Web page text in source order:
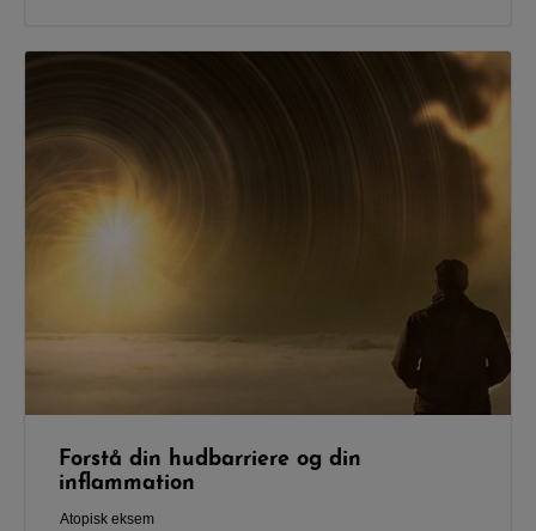
Forstå din hudbarriere og din
inflammation
Atopisk eksem